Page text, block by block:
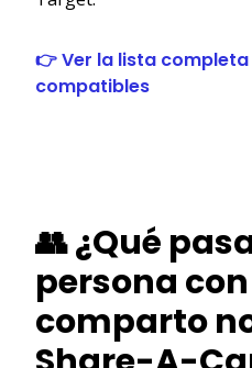
👉 Ver la lista
compatibles
👥 ¿Qué
persona
comparto